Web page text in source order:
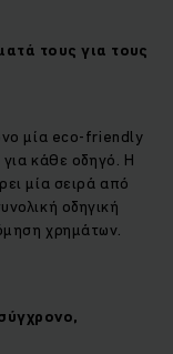
τους για τους
μία eco-friendly
κάθε οδηγό. Η
μία σειρά από
οδηγική
χρημάτων.